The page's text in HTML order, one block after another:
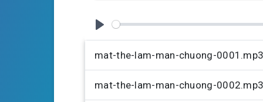
P
l
a
y
mat-the-lam-man-chuong-0001.mp3
mat-the-lam-man-chuong-0002.mp3